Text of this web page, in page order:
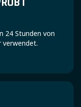
24 Stunden von
verwendet.